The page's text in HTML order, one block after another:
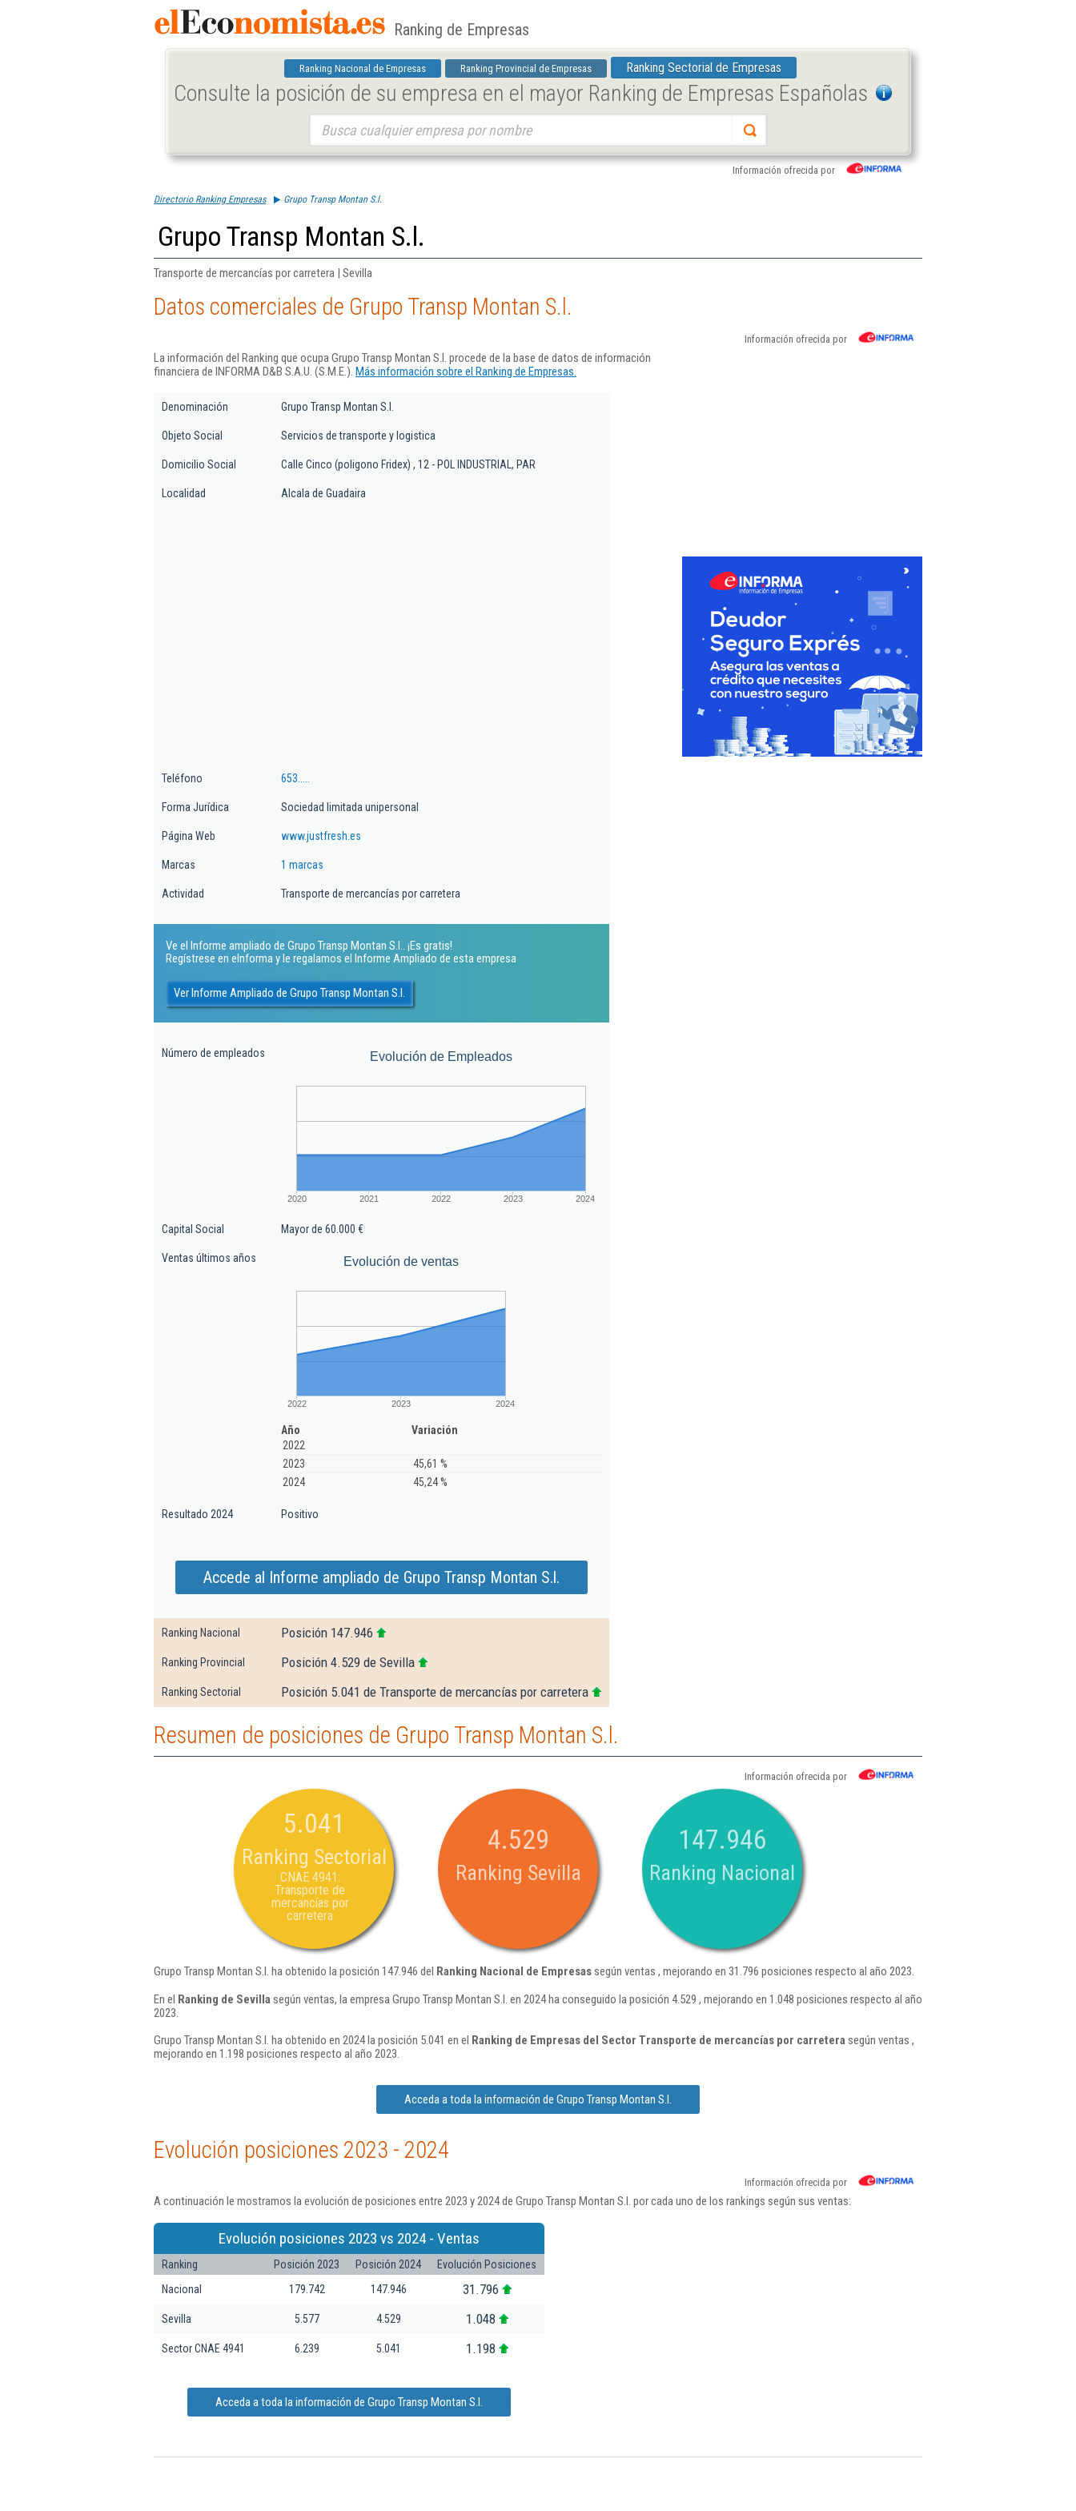
Ranking de Empresas
Ranking Nacional de Empresas Ranking Provincial de Empresas Ranking Sectorial de Empresas
Consulte la posición de su empresa en el mayor Ranking de Empresas Españolas
Información ofrecida por
Directorio Ranking Empresas Grupo Transp Montan S.l.
Grupo Transp Montan S.l.
Transporte de mercancías por carretera | Sevilla
Datos comerciales de Grupo Transp Montan S.l.
Información ofrecida por
La información del Ranking que ocupa Grupo Transp Montan S.l. procede de la base de datos de información
financiera de INFORMA D&B S.A.U. (S.M.E.). Más información sobre el Ranking de Empresas.
Denominación Grupo Transp Montan S.l.
Objeto Social Servicios de transporte y logistica
Domicilio Social Calle Cinco (poligono Fridex) , 12 - POL INDUSTRIAL, PAR
Localidad Alcala de Guadaira
Teléfono 653.....
Forma Jurídica Sociedad limitada unipersonal
Página Web www.justfresh.es
Marcas 1 marcas
Actividad Transporte de mercancías por carretera
Ve el Informe ampliado de Grupo Transp Montan S.l.. ¡Es gratis!
Regístrese en eInforma y le regalamos el Informe Ampliado de esta empresa
Ver Informe Ampliado de Grupo Transp Montan S.l.
Número de empleados Evolución de Empleados
2020 2021 2022 2023 2024
Capital Social Mayor de 60.000 €
Ventas últimos años Evolución de ventas
2022 2023 2024
Año
Variación
2022
2023
45,61 %
2024
45,24 %
Resultado 2024 Positivo
Accede al Informe ampliado de Grupo Transp Montan S.l.
Ranking Nacional Posición 147.946
Ranking Provincial Posición 4.529 de Sevilla
Ranking Sectorial Posición 5.041 de Transporte de mercancías por carretera
Resumen de posiciones de Grupo Transp Montan S.l.
Información ofrecida por
5.041
Ranking Sectorial
CNAE 4941:
Transporte de
mercancías por
carretera
4.529
Ranking Sevilla
147.946
Ranking Nacional
Grupo Transp Montan S.l. ha obtenido la posición 147.946 del Ranking Nacional de Empresassegún ventas , mejorando en 31.796 posiciones respecto al año 2023.
En el Ranking de Sevilla según ventas, la empresa Grupo Transp Montan S.l. en 2024 ha conseguido la posición 4.529 , mejorando en 1.048 posiciones respecto al año
2023.
Grupo Transp Montan S.l. ha obtenido en 2024 la posición 5.041 en el Ranking de Empresas del Sector Transporte de mercancías por carreterasegún ventas ,
mejorando en 1.198 posiciones respecto al año 2023.
Acceda a toda la información de Grupo Transp Montan S.l.
Evolución posiciones 2023 - 2024
Información ofrecida por
A continuación le mostramos la evolución de posiciones entre 2023 y 2024 de Grupo Transp Montan S.l. por cada uno de los rankings según sus ventas:
Evolución posiciones 2023 vs 2024 - Ventas
Ranking Posición 2023 Posición 2024
Evolución Posiciones
Nacional
179.742 147.946 31.796
Sevilla 5.577 4.529 1.048
Sector CNAE 4941 6.239 5.041 1.198
Acceda a toda la información de Grupo Transp Montan S.l.